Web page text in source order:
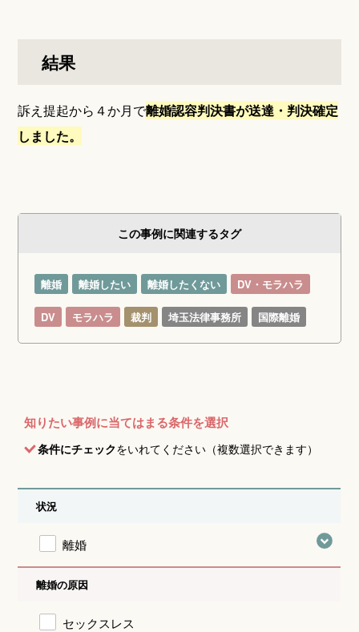
結果
訴え提起から４か月で離婚認容判決書が送達・判決確定
しました。
この事例に関連するタグ
離婚 離婚したい 離婚したくない DV・モラハラ
DV モラハラ 裁判 埼玉法律事務所 国際離婚
知りたい事例に当てはまる条件を選択
条件にチェックをいれてください（複数選択できます）
状況
離婚
離婚の原因
セックスレス